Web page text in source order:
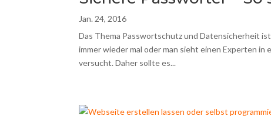
Jan. 24, 2016
Das Thema Passwortschutz und Datensicherheit
immer wieder mal oder man sieht einen Experten
versucht. Daher sollte es...